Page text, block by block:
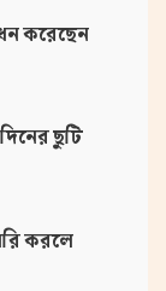
করেছেন
ছুটি
করলে